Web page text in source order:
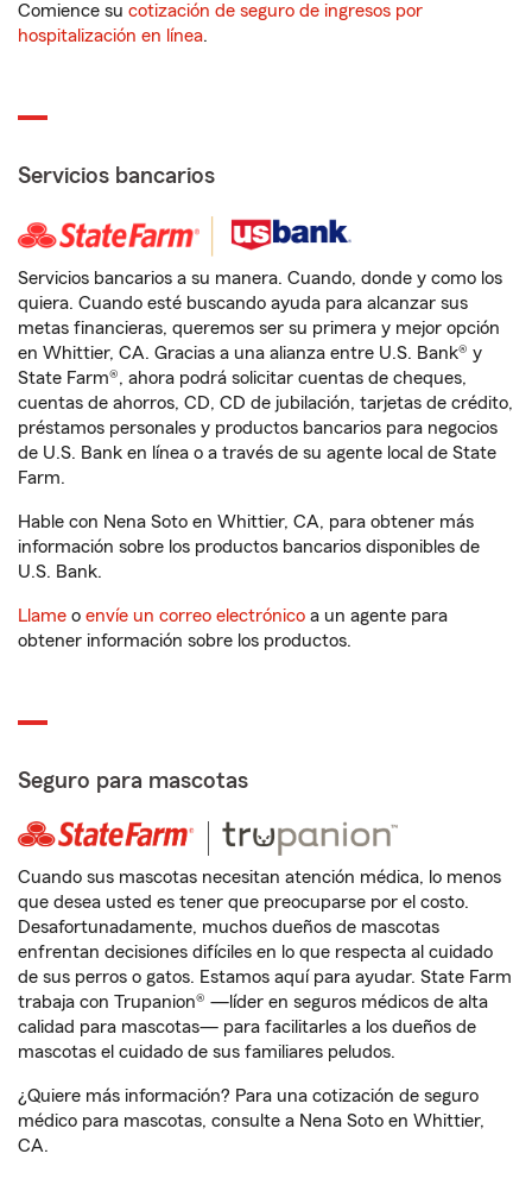
Comience su cotización de seguro de ingresos por
hospitalización en línea.
Servicios bancarios
Servicios bancarios a su manera. Cuando, donde y como los
quiera. Cuando esté buscando ayuda para alcanzar sus
metas financieras, queremos ser su primera y mejor opción
en Whittier, CA. Gracias a una alianza entre U.S. Bank® y
State Farm®, ahora podrá solicitar cuentas de cheques,
cuentas de ahorros, CD, CD de jubilación, tarjetas de crédito,
préstamos personales y productos bancarios para negocios
de U.S. Bank en línea o a través de su agente local de State
Farm.
Hable con Nena Soto en Whittier, CA, para obtener más
información sobre los productos bancarios disponibles de
U.S. Bank.
Llame o envíe un correo electrónico a un agente para
obtener información sobre los productos.
Seguro para mascotas
Cuando sus mascotas necesitan atención médica, lo menos
que desea usted es tener que preocuparse por el costo.
Desafortunadamente, muchos dueños de mascotas
enfrentan decisiones difíciles en lo que respecta al cuidado
de sus perros o gatos. Estamos aquí para ayudar. State Farm
trabaja con Trupanion® —líder en seguros médicos de alta
calidad para mascotas— para facilitarles a los dueños de
mascotas el cuidado de sus familiares peludos.
¿Quiere más información? Para una cotización de seguro
médico para mascotas, consulte a Nena Soto en Whittier,
CA.